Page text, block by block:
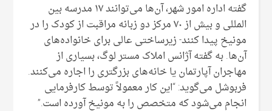
گفته اداره امور شهر، آن‌ها می‌توانند ۱۷ مدرسه بین
المللی و بیش از ۷۰ مرکز دو زبانه مراقبت از کودک را در
مونیخ پیدا کنند- زیرساختی عالی برای خانواده‌های
آن‌ها. به گفته آژانس املاک مستر لوگ، بسیاری از
مهاجران آپارتمان یا خانه‌های بزرگتری را اجاره می‌کنند.
فربوشل می‌گوید: “این کار معمولاً توسط کارفرمایی
انجام می‌شود که متخصص را به مونیخ آورده است.”